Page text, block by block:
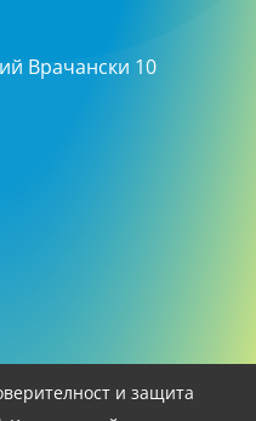
Врачански 10
и защита